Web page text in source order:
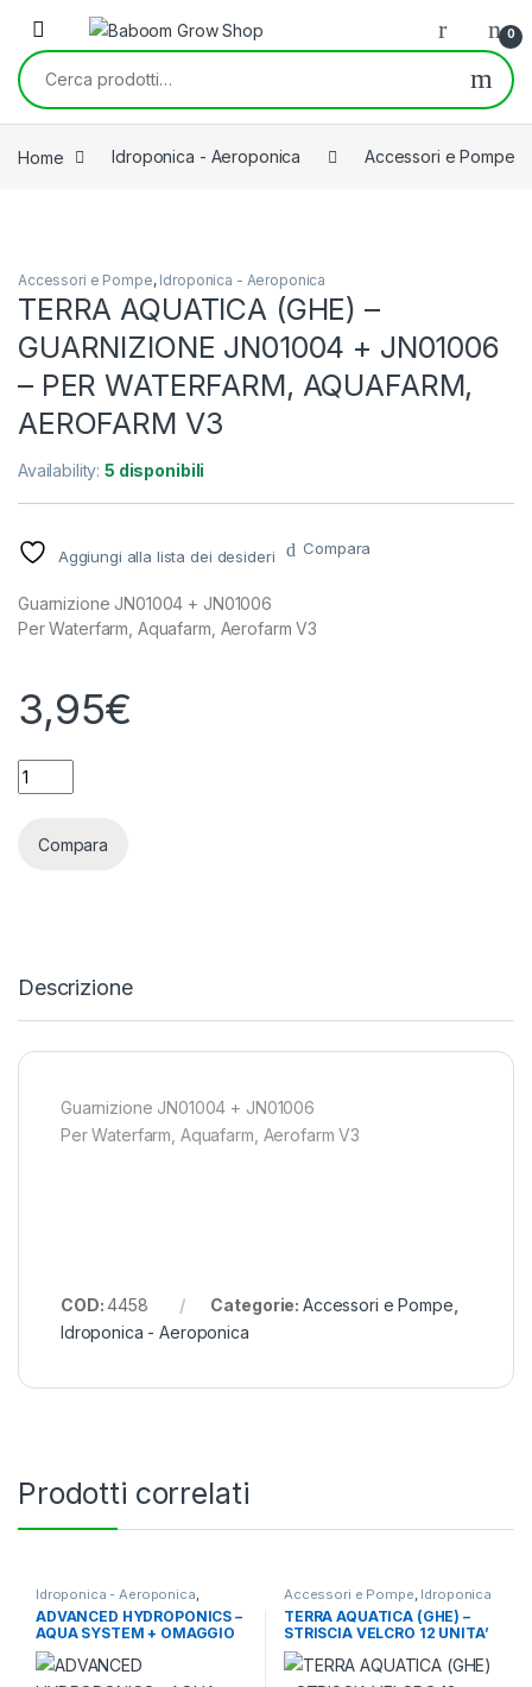
Skip to navigation
Skip to content
0
Cerca:
Home Idroponica - Aeroponica Accessori e Pompe
Accessori e Pompe, Idroponica - Aeroponica
TERRA AQUATICA (GHE) –
GUARNIZIONE JN01004 + JN01006
– PER WATERFARM, AQUAFARM,
AEROFARM V3
Availability:5 disponibili
Aggiungi alla lista dei desideri Compara
Guarnizione JN01004 + JN01006
Per Waterfarm, Aquafarm, Aerofarm V3
3,95€
TERRA AQUATICA (GHE) - GUARNIZIONE JN01004 +
Compara
Descrizione
Guarnizione JN01004 + JN01006
Per Waterfarm, Aquafarm, Aerofarm V3
COD:4458 Categorie: Accessori e Pompe
Idroponica - Aeroponica
Prodotti correlati
Idroponica - Aeroponica,
Sistemi Idroponici
ADVANCED HYDROPONICS –
AQUA SYSTEM + OMAGGIO
DUTCH FORMULA 3X0.5L
Accessori e Pompe, Idroponica
- Aeroponica
TERRA AQUATICA (GHE) –
STRISCIA VELCRO 12 UNITA’
PER DUTCH POT IDRO/AERO